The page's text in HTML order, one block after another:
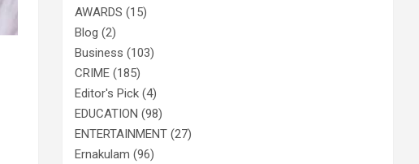
AWARDS (15)
Blog (2)
Business (103)
CRIME (185)
Editor's Pick (4)
EDUCATION (98)
ENTERTAINMENT (27)
Ernakulam (96)